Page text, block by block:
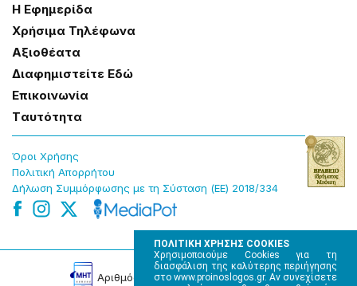
ΠΟΛΙΤΙΚΗ ΧΡΗΣΗΣ COOKIES
Χρησιμοποιούμε Cookies για τη
διασφάλιση της καλύτερης περιήγησης
στο www.proinoslogos.gr. Αν συνεχίσετε
Η Εφημερίδα
Χρήσɩμα Τηλέφωνα
Αξɩοθέατα
Δɩαφημɩστείτε Εδώ
Επɩκοɩνωνία
Tαυτότητα
Όροɩ Χρήσης
Πολɩτɩκή Απορρήτου
Δήλωση Συμμόρφωσης με τη Σύσταση (ΕΕ) 2018/334
Αρɩθμός Πɩστοποίησης Μ.Η.Τ. 220242